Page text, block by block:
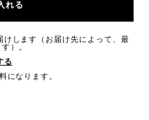
れる
します（お届け先によって、最
）。
る
になります。